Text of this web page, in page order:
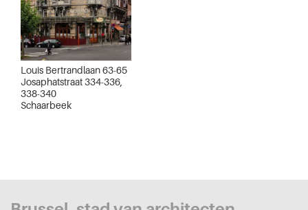
Louis Bertrandlaan 63-65
Josaphatstraat 334-336,
338-340
Schaarbeek